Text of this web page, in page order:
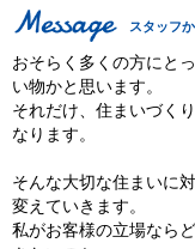
スタッフ
おそらく多くの方にと
い物かと思います。
それだけ、住まいづく
なります。
そんな大切な住まいに
変えていきます。
私がお客様の立場なら